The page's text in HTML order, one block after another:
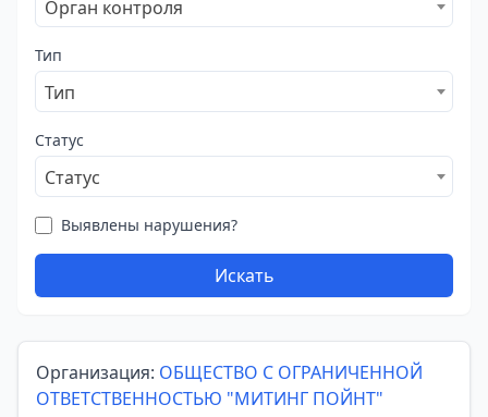
Орган контроля
Тип
Тип
Статус
Статус
Выявлены нарушения?
Искать
Организация: ОБЩЕСТВО С ОГРАНИЧЕННОЙ
ОТВЕТСТВЕННОСТЬЮ "МИТИНГ ПОЙНТ"